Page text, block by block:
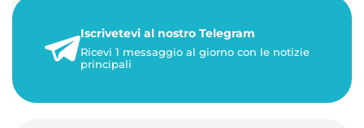
3 minuti di letturaIscrivetevi al nostro Telegram
Ricevi 1 messaggio al giorno con le notizie
principali